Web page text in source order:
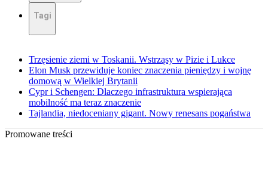
Tagi
Trzęsienie ziemi w Toskanii. Wstrząsy w Pizie i Lukce
Elon Musk przewiduje koniec znaczenia pieniędzy i wojnę
domową w Wielkiej Brytanii
Cypr i Schengen: Dlaczego infrastruktura wspierająca
mobilność ma teraz znaczenie
Tajlandia, niedoceniany gigant. Nowy renesans pogaństwa
Promowane treści